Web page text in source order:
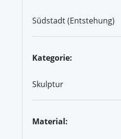
Südstadt (Entstehung)
Kategorie:
Skulptur
Material: